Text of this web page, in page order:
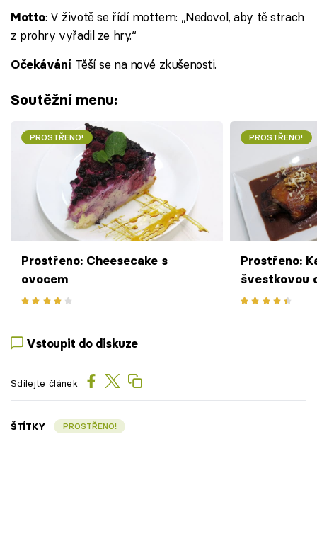
Motto: V životě se řídí mottem: „Nedovol, aby tě strach
z prohry vyřadil ze hry.“
Očekávání: Těší se na nové zkušenosti.
Soutěžní menu:
PROSTŘENO!
Prostřeno: Cheesecake s
ovocem
PROSTŘENO!
Prostřeno:
švestkovou
Vstoupit do diskuze
Sdílejte článek
ŠTÍTKY PROSTŘENO!